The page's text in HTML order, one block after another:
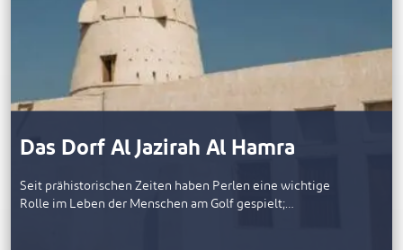
Das Dorf Al Jazirah Al Hamra
Seit prähistorischen Zeiten haben Perlen eine wichtige
Rolle im Leben der Menschen am Golf gespielt;…